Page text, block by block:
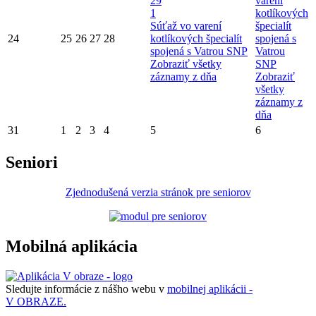
24 25 26 27 28
1
Súťaž vo varení
kotlíkových špecialít
spojená s Vatrou SNP
Zobraziť všetky
záznamy z dňa
kotlíkových
špecialít
spojená s
Vatrou
SNP
Zobraziť
všetky
záznamy z
dňa
31
1 2 3 4 5 6
Seniori
Zjednodušená verzia stránok pre seniorov
Mobilná aplikácia
Sledujte informácie z nášho webu v mobilnej aplikácii -
V OBRAZE.